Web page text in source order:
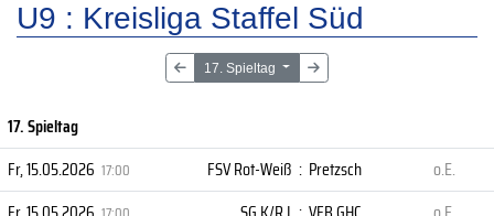
U9 : Kreisliga Staffel Süd
17. Spieltag
17. Spieltag
Fr, 15.05.2026 17:00 FSV Rot-Weiß : Pretzsch
o.E.